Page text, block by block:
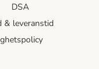
DSA
& leveranstid